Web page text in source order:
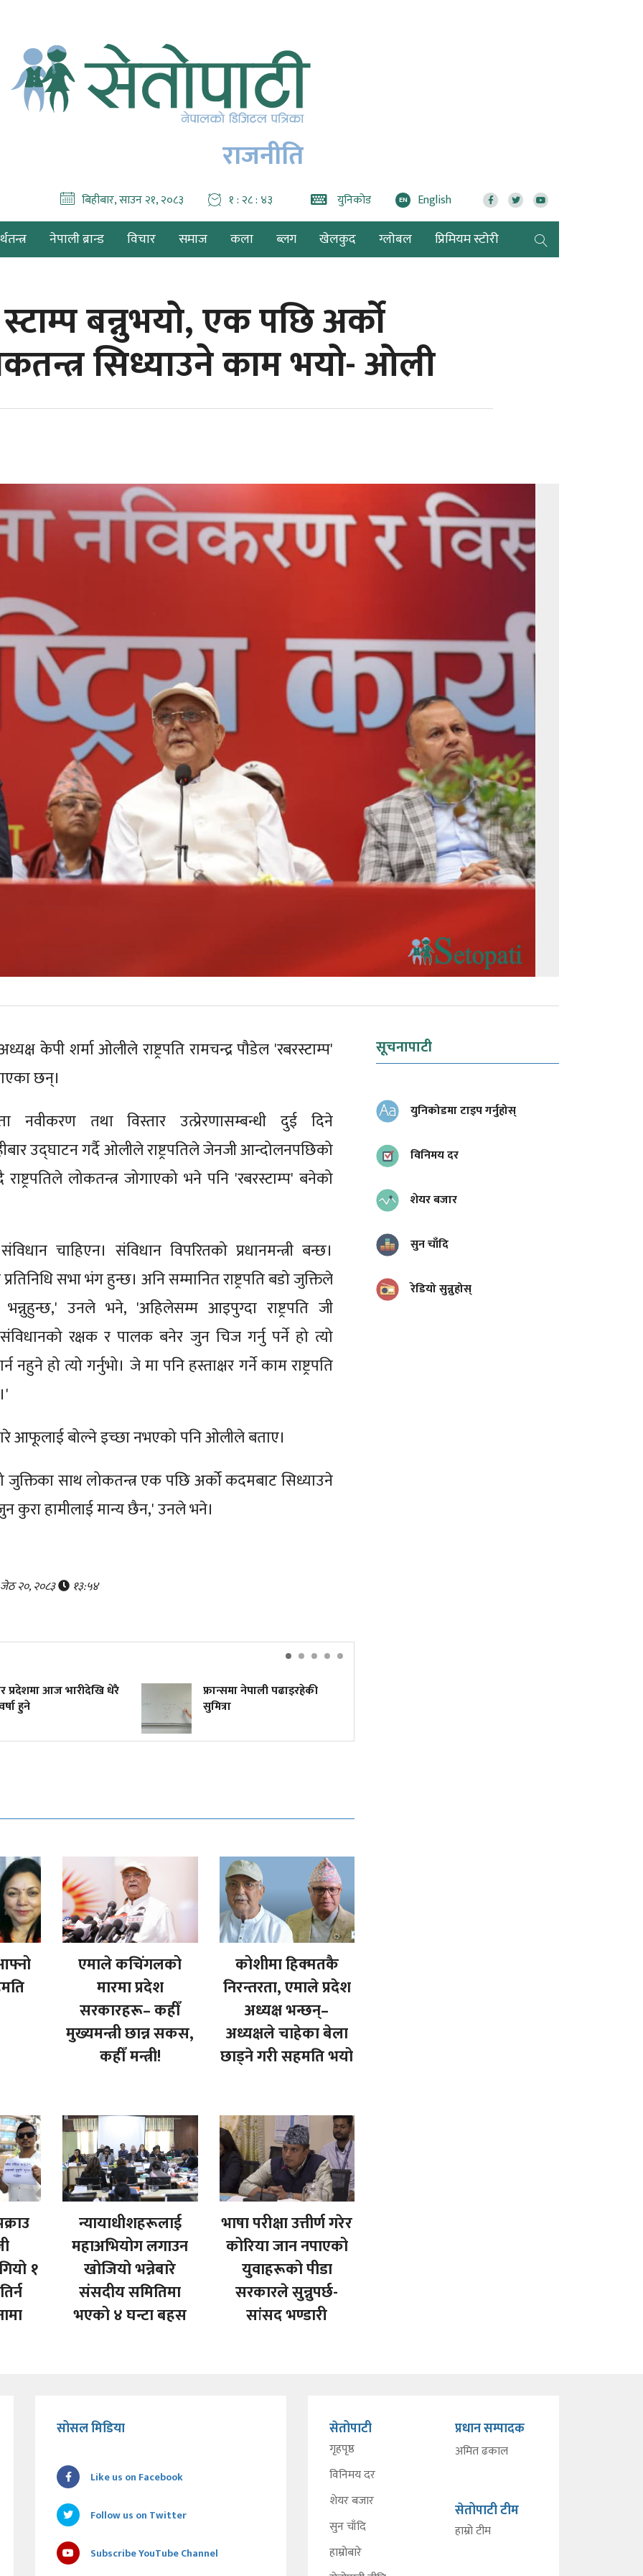
राजनीति
बिहीबार, साउन २१, २०८३ १ : २८ : ४४ युनिकोड EN English
नेपाली ब्रान्ड विचार समाज कला ब्लग खेलकुद ग्लोबल प्रिमियम स्टोरी
स्टाम्प बन्नुभयो, एक पछि अर्को
सिध्याउने काम भयो- ओली
केपी शर्मा ओलीले राष्ट्रपति रामचन्द्र पौडेल 'रबरस्टाम्प'
छन्।
नवीकरण तथा विस्तार उत्प्रेरणासम्बन्धी दुई दिने
उद्घाटन गर्दै ओलीले राष्ट्रपतिले जेनजी आन्दोलनपछिको
लोकतन्त्र जोगाएको भने पनि 'रबरस्टाम्प' बनेको
संविधान चाहिएन। संविधान विपरितको प्रधानमन्त्री बन्छ।
सभा भंग हुन्छ। अनि सम्मानित राष्ट्रपति बडो जुक्तिले
उनले भने, 'अहिलेसम्म आइपुग्दा राष्ट्रपति जी
रक्षक र पालक बनेर जुन चिज गर्नु पर्ने हो त्यो
हो त्यो गर्नुभो। जे मा पनि हस्ताक्षर गर्ने काम राष्ट्रपति
आफूलाई बोल्ने इच्छा नभएको पनि ओलीले बताए।
जुक्तिका साथ लोकतन्त्र एक पछि अर्को कदमबाट सिध्याउने
कुरा हामीलाई मान्य छैन,' उनले भने।
जेठ २०, २०८३ १३:५४
फ्रान्समा नेपाली पढाइरहेकी
एमाले कचिंगलको मारमा प्रदेश
एमाले कचिंगलको
मारमा प्रदेश
सरकारहरू– कहीँ
मुख्यमन्त्री छान्न सकस,
कहीँ मन्त्री!
कोशीमा हिक्मतकै
निरन्तरता, एमाले प्रदेश
अध्यक्ष भन्छन्–
अध्यक्षले चाहेका बेला
छाड्ने गरी सहमति भयो
१
न्यायाधीशहरूलाई
महाअभियोग लगाउन
खोजियो भन्नेबारे
संसदीय समितिमा
भएको ४ घन्टा बहस
भाषा परीक्षा उत्तीर्ण गरेर
कोरिया जान नपाएको
युवाहरूको पीडा
सरकारले सुन्नुपर्छ-
सांसद भण्डारी
सूचनापाटी
युनिकोडमा टाइप गर्नुहोस्
विनिमय दर
शेयर बजार
सुन चाँदि
रेडियो सुन्नुहोस्
सोसल मिडिया
Like us on Facebook
Follow us on Twitter
Subscribe YouTube Channel
सेतोपाटी
गृहपृष्ठ
विनिमय दर
शेयर बजार
सुन चाँदि
हाम्रोबारे
प्रधान सम्पादक
अमित ढकाल
सेतोपाटी टीम
हाम्रो टीम